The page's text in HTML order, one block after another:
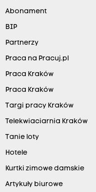
Abonament
BIP
Partnerzy
Praca na Pracuj.pl
Praca Kraków
Praca Kraków
Targi pracy Kraków
Telekwiaciarnia Kraków
Tanie loty
Hotele
Kurtki zimowe damskie
Artykuły biurowe